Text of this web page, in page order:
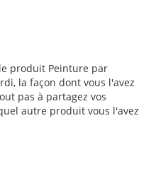
produit Peinture par
la façon dont vous l'avez
pas à partagez vos
autre produit vous l'avez